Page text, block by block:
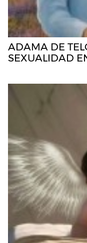
ADAMA DE
SEXUALIDAD